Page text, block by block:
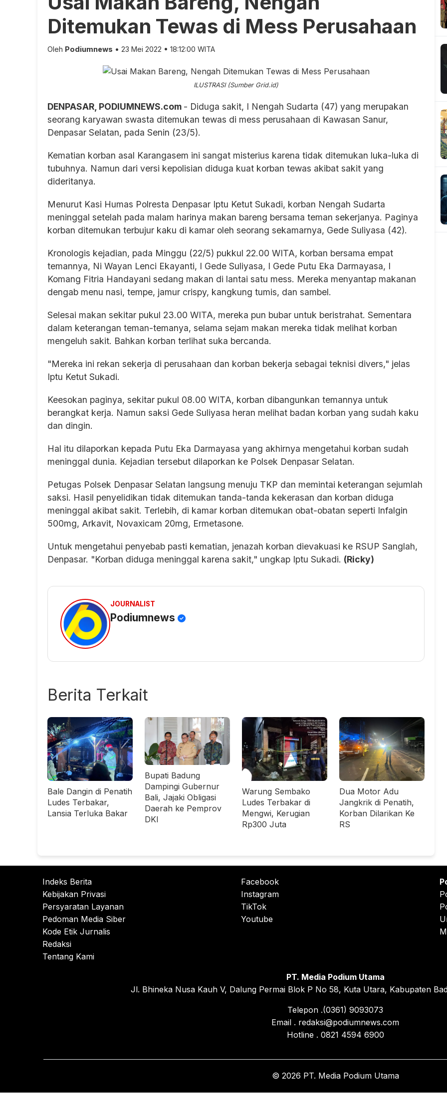
Ditemukan Tewas di Mess Perusahaan
Oleh Podiumnews • 23 Mei 2022 • 18:12:00 WITA
ILUSTRASI (Sumber Grid.id)
DENPASAR, PODIUMNEWS.com - Diduga sakit, I Nengah Sudarta (47) yang merupakan
seorang karyawan swasta ditemukan tewas di mess perusahaan di Kawasan Sanur,
Denpasar Selatan, pada Senin (23/5).
Kematian korban asal Karangasem ini sangat misterius karena tidak ditemukan luka-luka di
tubuhnya. Namun dari versi kepolisian diduga kuat korban tewas akibat sakit yang
dideritanya.
Menurut Kasi Humas Polresta Denpasar Iptu Ketut Sukadi, korban Nengah Sudarta
meninggal setelah pada malam harinya makan bareng bersama teman sekerjanya. Paginya
korban ditemukan terbujur kaku di kamar oleh seorang sekamarnya, Gede Suliyasa (42).
Kronologis kejadian, pada Minggu (22/5) pukkul 22.00 WITA, korban bersama empat
temannya, Ni Wayan Lenci Ekayanti, I Gede Suliyasa, I Gede Putu Eka Darmayasa, I
Komang Fitria Handayani sedang makan di lantai satu mess. Mereka menyantap makanan
dengab menu nasi, tempe, jamur crispy, kangkung tumis, dan sambel.
Selesai makan sekitar pukul 23.00 WITA, mereka pun bubar untuk beristrahat. Sementara
dalam keterangan teman-temanya, selama sejam makan mereka tidak melihat korban
mengeluh sakit. Bahkan korban terlihat suka bercanda.
"Mereka ini rekan sekerja di perusahaan dan korban bekerja sebagai teknisi divers," jelas
Iptu Ketut Sukadi.
Keesokan paginya, sekitar pukul 08.00 WITA, korban dibangunkan temannya untuk
berangkat kerja. Namun saksi Gede Suliyasa heran melihat badan korban yang sudah kaku
dan dingin.
Hal itu dilaporkan kepada Putu Eka Darmayasa yang akhirnya mengetahui korban sudah
meninggal dunia. Kejadian tersebut dilaporkan ke Polsek Denpasar Selatan.
Petugas Polsek Denpasar Selatan langsung menuju TKP dan memintai keterangan sejumlah
saksi. Hasil penyelidikan tidak ditemukan tanda-tanda kekerasan dan korban diduga
meninggal akibat sakit. Terlebih, di kamar korban ditemukan obat-obatan seperti Infalgin
500mg, Arkavit, Novaxicam 20mg, Ermetasone.
Untuk mengetahui penyebab pasti kematian, jenazah korban dievakuasi ke RSUP Sanglah,
Denpasar. "Korban diduga meninggal karena sakit," ungkap Iptu Sukadi. (Ricky)
JOURNALIST
Podiumnews
Berita Terkait
Bale Dangin di Penatih
Ludes Terbakar,
Lansia Terluka Bakar
Bupati Badung
Dampingi Gubernur
Bali, Jajaki Obligasi
Daerah ke Pemprov
DKI
Warung Sembako
Ludes Terbakar di
Mengwi, Kerugian
Rp300 Juta
Dua Motor Adu
Jangkrik di Penatih,
Korban Dilarikan Ke
RS
Indeks Berita
Kebijakan Privasi
Persyaratan Layanan
Pedoman Media Siber
Kode Etik Jurnalis
Redaksi
Tentang Kami
Facebook
Instagram
TikTok
Youtube
PT. Media Podium Utama
Jl. Bhineka Nusa Kauh V, Dalung Permai Blok P No 58, Kuta Utara, Kabupaten
Telepon .(0361) 9093073
Email . redaksi@podiumnews.com
Hotline . 0821 4594 6900
© 2026 PT. Media Podium Utama